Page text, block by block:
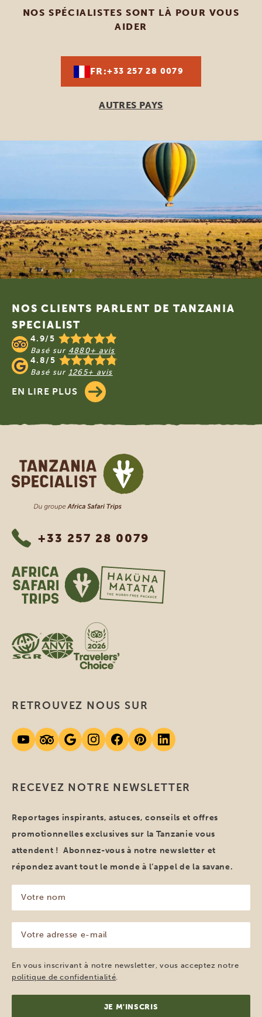
NOS SPÉCIALISTES SONT LÀ POUR VOUS
AIDER
FR:+33 257 28 0079
AUTRES PAYS
Footer
NOS CLIENTS PARLENT DE TANZANIA
SPECIALIST
4.9/5
Basé sur 4880+ avis
4.8/5
Basé sur 1265+ avis
EN LIRE PLUS
Tanzania Specialist
+33 257 28 0079
RECEVEZ NOTRE NEWSLETTER
Reportages inspirants, astuces, conseils et offres
promotionnelles exclusives sur la Tanzanie vous
attendent ! Abonnez-vous à notre newsletter et
répondez avant tout le monde à l’appel de la savane.
nom
(Nécessaire)
adresse
e-
mail
(Nécessaire)
En vous inscrivant à notre newsletter, vous acceptez notre
politique de confidentialité.
RETROUVEZ NOUS SUR